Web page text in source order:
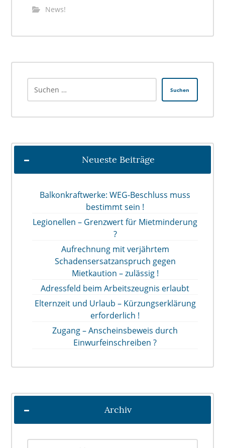
News!
Suchen
Neueste Beiträge
Balkonkraftwerke: WEG-Beschluss muss
bestimmt sein !
Legionellen – Grenzwert für Mietminderung
?
Aufrechnung mit verjährtem
Schadensersatzanspruch gegen
Mietkaution – zulässig !
Adressfeld beim Arbeitszeugnis erlaubt
Elternzeit und Urlaub – Kürzungserklärung
erforderlich !
Zugang – Anscheinsbeweis durch
Einwurfeinschreiben ?
Archiv